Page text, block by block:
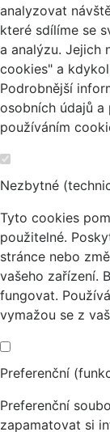
analyzovat
které sdílíme se
a analýzu. Jejich
cookies" a
Podrobnější
osobních údajů a
používáním
Nezbytné
Tyto cookies
použitelné.
stránce nebo
vašeho zařízení.
fungovat.
vymažou se z
Preferenční
Preferenční
zapamatovat si